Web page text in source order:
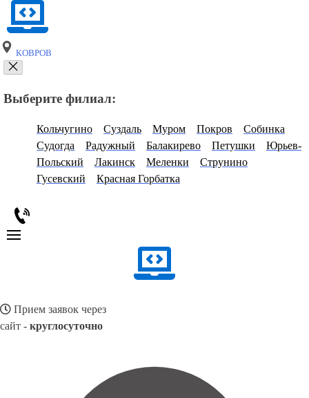
КОВРОВ
Выберите филиал:
Кольчугино Суздаль Муром Покров
Собинка
Судогда
Радужный Балакирево Петушки
Юрьев-
Польский
Лакинск Меленки
Струнино
Гусевский
Красная Горбатка
Прием заявок через
сайт - круглосуточно